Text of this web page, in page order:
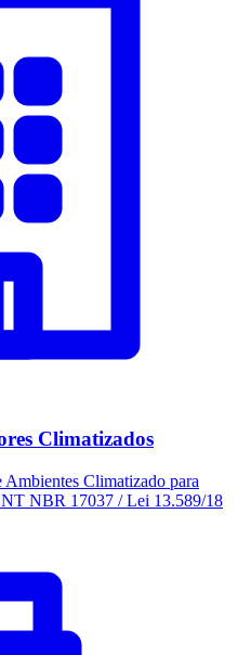
Climatizados
Climatizado para
NBR 17037 / Lei 13.589/18